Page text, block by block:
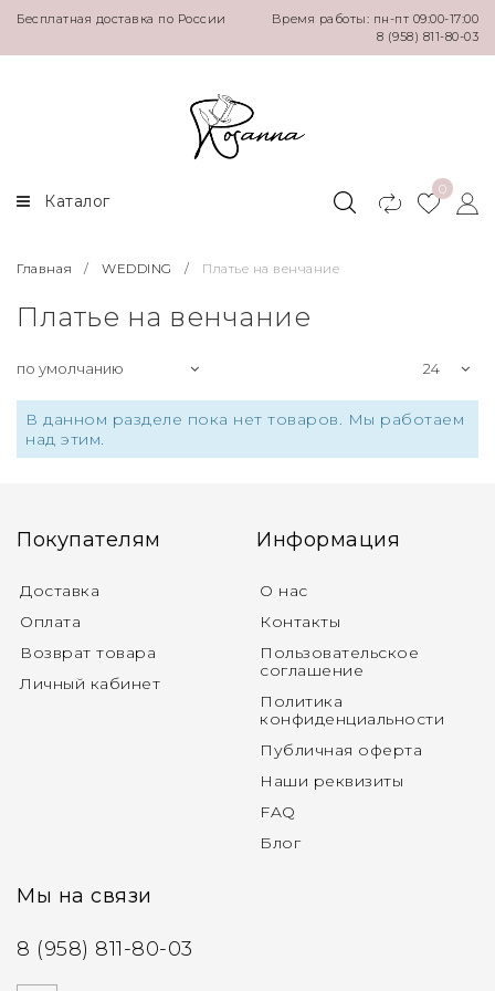
Бесплатная доставка по России
Время работы: пн-пт 09:00-17:00
8 (958) 811-80-03
Каталог
0
Главная / WEDDING / Платье на венчание
Платье на венчание
В данном разделе пока нет товаров. Мы работаем
над этим.
Покупателям
Доставка
Оплата
Возврат товара
Личный кабинет
Информация
О нас
Контакты
Пользовательское
соглашение
Политика
конфиденциальности
Публичная оферта
Наши реквизиты
FAQ
Блог
Мы на связи
8 (958) 811-80-03